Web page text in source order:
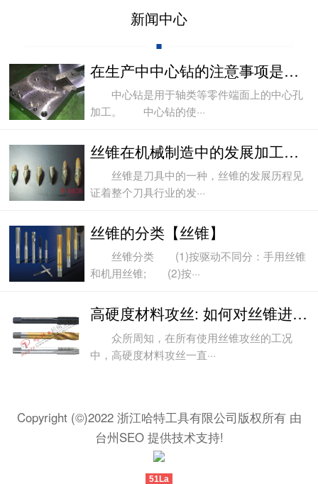
新闻中心
在生产中中心钻的注意事项是哪些？
中心钻是用于轴类等零件端面上的中心孔
加工。 中心钻的使···
丝锥在机械制造中的发展加工过程
丝锥是刀具中的一种，丝锥的发展历程见
证着整个刀具行业的发···
丝锥的分类【丝锥】
丝锥分类 (1)按驱动不同分：手用丝锥
和机用丝锥; (2)按···
高硬度材料攻丝: 如何对丝锥进行优化改进
众所周知，在所有使用丝锥攻丝的工况
中，高硬度材料攻丝一直···
Copyright (©)2022 浙江哈特工具有限公司版权所有 由
台州SEO提供技术支持!
51La